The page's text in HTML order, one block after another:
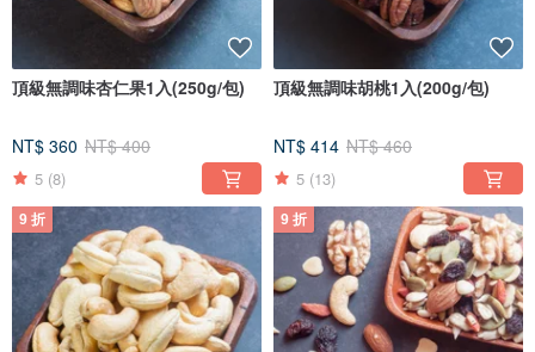
頂級無調味杏仁果1入(250g/包)
NT$ 360 NT$ 400
5 (8)
頂級無調味胡桃1入(200g/包)
NT$ 414 NT$ 460
5 (13)
9 折 9 折